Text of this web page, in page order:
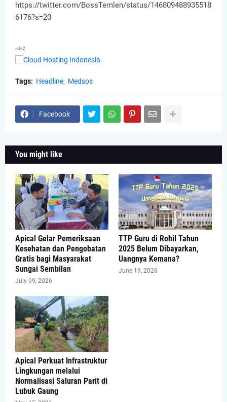
https://twitter.com/BossTemlen/status/146809488935518
6176?s=20
ads2
Tags: Headline Medsos
Facebook
You might like
Apical Gelar Pemeriksaan
Kesehatan dan Pengobatan
Gratis bagi Masyarakat
Sungai Sembilan
July 09, 2026
TTP Guru di Rohil Tahun
2025 Belum Dibayarkan,
Uangnya Kemana?
June 19, 2026
Apical Perkuat Infrastruktur
Lingkungan melalui
Normalisasi Saluran Parit di
Lubuk Gaung